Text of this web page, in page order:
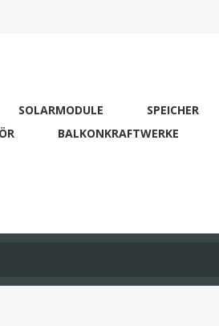
SOLARMODULE
SPEICHER
BALKONKRAFTWERKE